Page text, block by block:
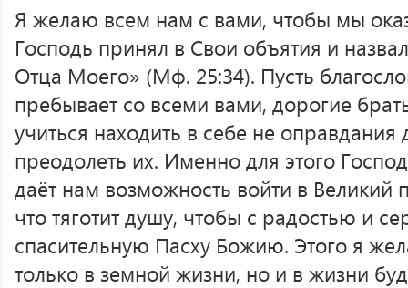
Я желаю всем нам с вами, чтобы мы
Господь принял в Свои объятия и
Отца Моего» (Мф. 25:34). Пусть
пребывает со всеми вами, дорогие
учиться находить в себе не оправдания
преодолеть их. Именно для этого
даёт нам возможность войти в Великий
что тяготит душу, чтобы с радостью и
спасительную Пасху Божию. Этого я
только в земной жизни, но и в жизни